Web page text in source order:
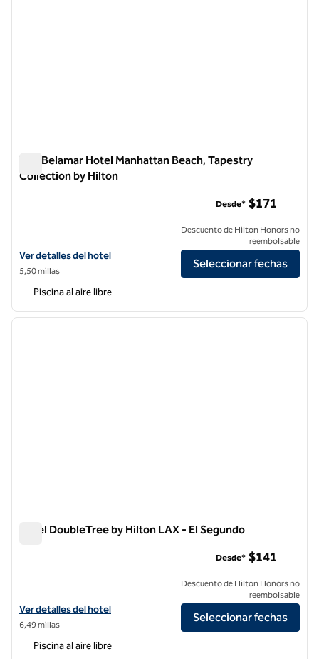
The Belamar Hotel Manhattan Beach, Tapestry
Collection by Hilton
Ver detalles del hotel The Belamar Manhattan Beach, Tapestry
Ver detalles del hotel
5,50 millas
Desde* $171
Descuento de Hilton Honors no
reembolsable
Seleccionar fechas
Piscina al aire libre
1 de 12
Hotel DoubleTree by Hilton LAX - El Segundo
Ver detalles del hotel DoubleTree by Hilton LAX - El Segundo
Ver detalles del hotel
6,49 millas
Desde* $141
Descuento de Hilton Honors no
reembolsable
Seleccionar fechas
Piscina al aire libre